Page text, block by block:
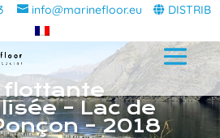
info@marinefloor.eu DISTRIB
flottante
– Lac de
– 2018